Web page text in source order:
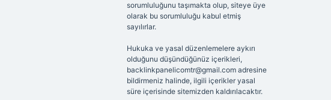
sorumluluğunu taşımakta olup, siteye üye
olarak bu sorumluluğu kabul etmiş
sayılırlar.
Hukuka ve yasal düzenlemelere aykırı
olduğunu düşündüğünüz içerikleri,
backlinkpanelicomtr@gmail.comadresine
bildirmeniz halinde, ilgili içerikler yasal
süre içerisinde sitemizden kaldırılacaktır.